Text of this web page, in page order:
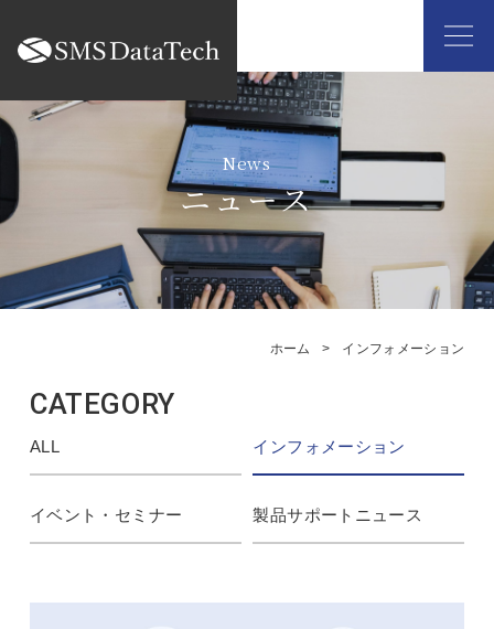
ニュース
ホーム インフォメーション
CATEGORY
ALL インフォメーション
イベント・セミナー 製品サポートニュース